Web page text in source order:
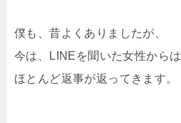
僕も、昔よくありましたが、
今は、LINEを聞いた女性からは
ほとんど返事が返ってきます。